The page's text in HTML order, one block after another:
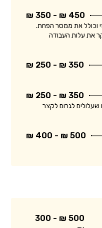
450 ₪ - 350 ₪
וכולל את ממסר הפחת.
את עלות העבודה
350 ₪ - 250 ₪
350 ₪ - 250 ₪
שעלולים לגרום לקצר
500 ₪ - 400 ₪
500 ₪ - 300